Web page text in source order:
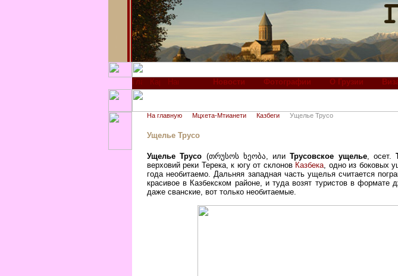
Новости Фотографии О Грузии
На главную Мцхета-Мтианети Казбеги Ущелье Трусо
Ущелье Трусо
Ущелье Трусо (თრუსოს ხეობა,илиТрусовское ущелье, осет.
верховий реки Терека, к югу от склонов Казбека, одно из боковых
года необитаемо. Дальняя западная часть ущелья считается
красивое в Казбекском районе, и туда возят туристов в
даже сванские, вот только необитаемые.